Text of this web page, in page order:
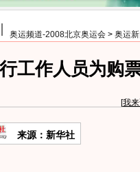
奥运频道-2008北京奥运会 > 奥运
工作人员为购
[我
来源：新华社